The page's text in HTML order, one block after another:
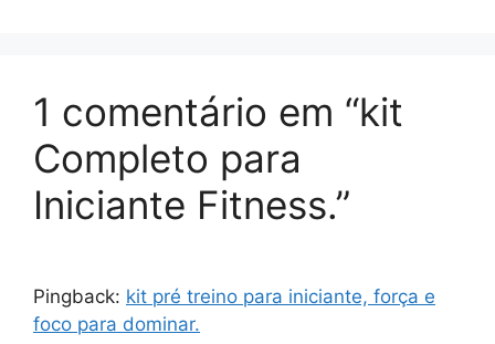
1 comentário em “kit
Completo para
Iniciante Fitness.”
Pingback: kit pré treino para iniciante, força e
foco para dominar.